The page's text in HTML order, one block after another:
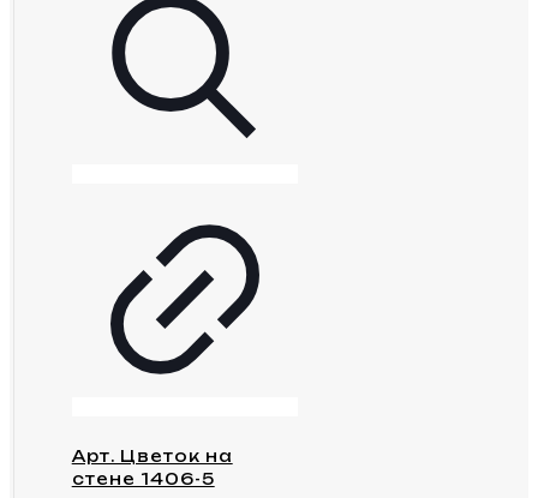
Арт. Цветок на
стене 1406-5